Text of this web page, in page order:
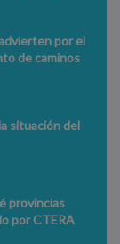
por el
de caminos
situación del
provincias
por CTERA